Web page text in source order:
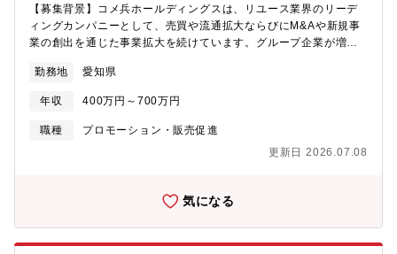
つでも全国の現場に出張出来る環境【ミッション】・カーボンニ
ュートラルに向けて、地域や顧客のニーズに応じた、全方位戦略
（BEV・HEV・PHEV・水素・GASなど）、および、すべての人
が安心して移動できる社会を目指し、新たなモビリティサービス
ただくための一気通貫の商品企画・発売・供給【やりがい】・企
こと・商品企画だけではなく、マーケティング企画、需給まで幅
広い業務を一貫して取り組める数少ない部署で、責任もあるが、
画から用品企画まで商品に関わる領域を一貫して企画ができるこ
【募集背景】コメ兵ホールディングスは、リユース業界のリーデ
ィングカンパニーとして、売買や流通拡大ならびにM&Aや新規事
業の創出を通じた事業拡大を続けています。グループ企業が増加
値向上を担う「コーポレートブランディング」の重要性がかつて
なく高まっています。今回は、さらなる事業成長に向けて広報体
制を強化するための増員募集です。メディアリレーションはもち
ろん、ステークホルダーへの戦略的なメッセージ発信を通じ、同
と考えています。【業務内容】顧客コミュニケーション、メディ
ィング領域を展開しています。これまでの経歴を活かして、新し
い領域にもチャレンジできるポジションです。【業務詳細】ご経
験やスキルに応じて、以下業務のいずれか、または複数の分野を
お任せします。●メディア戦略の設計・運用・SNS、CTV、リテー
勤務地 愛知県
年収 400万円～700万円
職種
プロモーション・販売促進
更新日 2026.07.08
気になる